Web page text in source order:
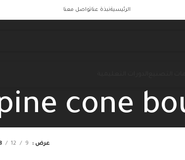
الرئيسيةنبذة عناتواصل معنا
cone
عرض 9
12